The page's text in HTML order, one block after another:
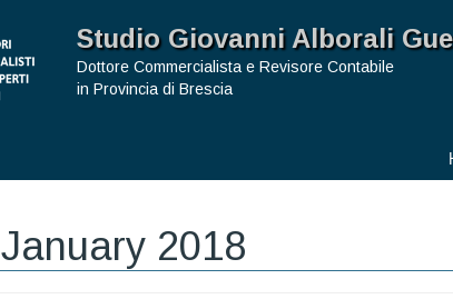
Studio Giovanni Alborali
Dottore Commercialista e Revisore Contabile
in Provincia di Brescia
January 2018